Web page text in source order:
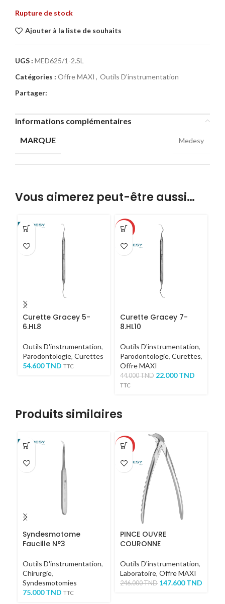
Rupture de stock
Ajouter à la liste de souhaits
UGS : MED625/1-2.SL
Catégories : Offre MAXI , Outils D'instrumentation
Partager:
Informations complémentaires
MARQUE
Medesy
Vous aimerez peut-être aussi…
Curette Gracey 5-
6.HL8
Outils D'instrumentation,
Parodontologie, Curettes
54.600TND TTC
-50%
Curette Gracey 7-
8.HL10
Outils D'instrumentation,
Parodontologie, Curettes,
Offre MAXI
44.000TND 22.000TND
TTC
Produits similaires
Syndesmotome
Faucille N°3
Outils D'instrumentation,
Chirurgie,
Syndesmotomies
75.000TND TTC
-40%
PINCE OUVRE
COURONNE
Outils D'instrumentation,
Laboratoire, Offre MAXI
246.000TND 147.600TND